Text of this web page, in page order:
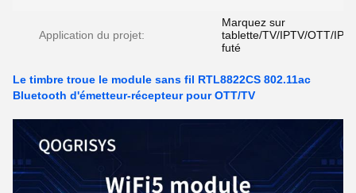
Application du projet:
Marquez sur
tablette/TV/IPTV/OTT/IPC
futé
Le timbre troue le module sans fil RTL8822CS 802.11ac
Bluetooth d'émetteur-récepteur pour OTT/TV